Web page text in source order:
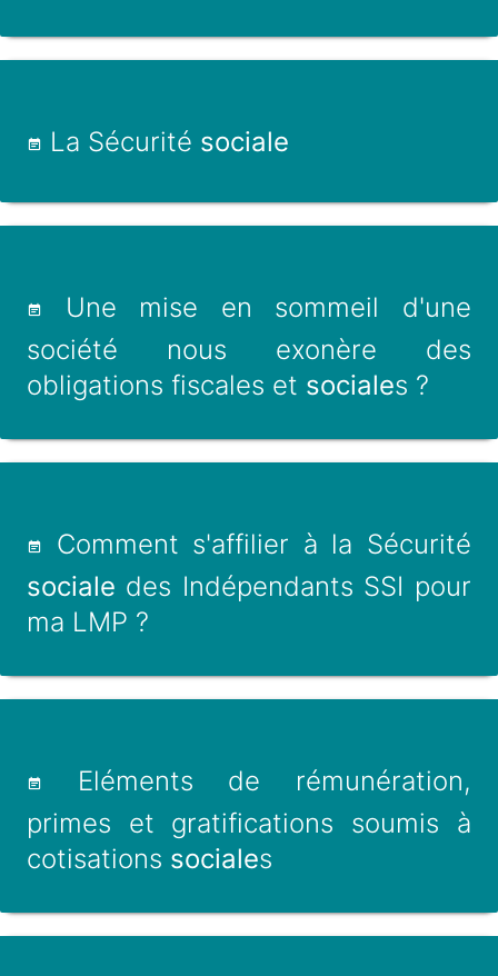
La Sécurité sociale
Une mise en sommeil d'une
société nous exonère des
obligations fiscales et sociales ?
Comment s'affilier à la Sécurité
sociale des Indépendants SSI pour
ma LMP ?
Eléments de rémunération,
primes et gratifications soumis à
cotisations sociales